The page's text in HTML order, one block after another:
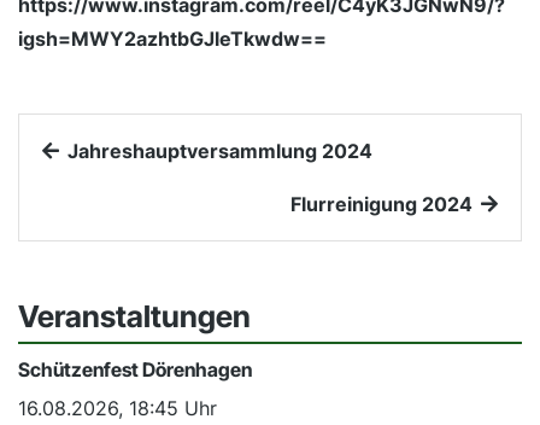
igsh=MWY2azhtbGJleTkwdw==
Jahreshauptversammlung 2024
Flurreinigung 2024
Veranstaltungen
Schützenfest Dörenhagen
16.08.2026, 18:45 Uhr